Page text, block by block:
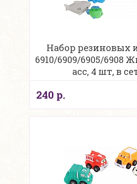
Набор резиновых
6910/6909/6905/6908
асс, 4 шт, в
240 р.